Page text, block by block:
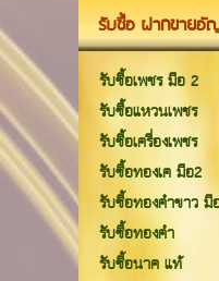
รับซื้อ ฝากขาย
รับซื้อเพชร มือ 2
รับซื้อแหวนเพชร
รับซื้อเครื่องเพชร
รับซื้อทองเค มือ2
รับซื้อทองคำขาว มื
รับซื้อทองคำ
รับซื้อนาค แท้